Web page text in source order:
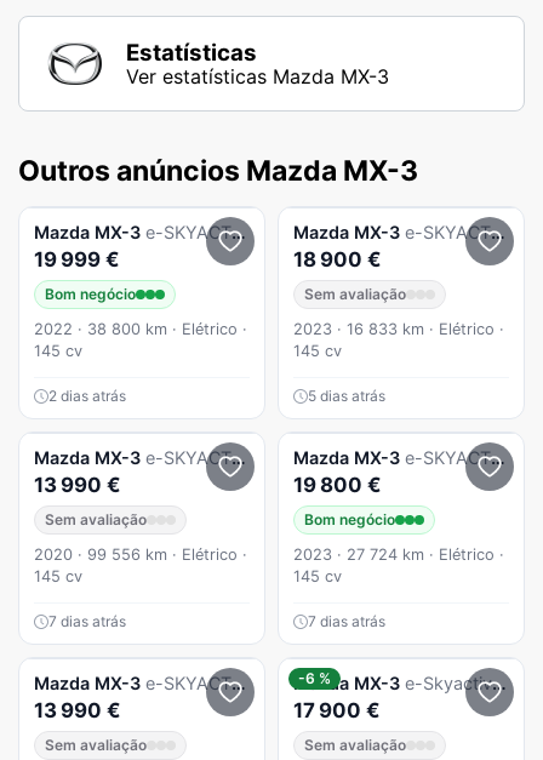
Estatísticas
Ver estatísticas Mazda MX-3
Outros anúncios Mazda MX-3
Mazda MX-3 e-SKYACTIV Exclusve-Line
19 999 €
Bom negócio
2022 · 38 800 km · Elétrico ·
145 cv
2 dias atrás
Mazda MX-3 e-SKYACTIV Makoto Modern Confidence
18 900 €
Sem avaliação
2023 · 16 833 km · Elétrico ·
145 cv
5 dias atrás
Mazda MX-3 e-SKYACTIV Advantage+Vintage Leatherett
13 990 €
Sem avaliação
2020 · 99 556 km · Elétrico ·
145 cv
7 dias atrás
Mazda MX-3 e-SKYACTIV AD`VANTAGE
19 800 €
Bom negócio
2023 · 27 724 km · Elétrico ·
145 cv
7 dias atrás
Mazda MX-3 e-SKYACTIV Advantage+Vintage Leatherett
13 990 €
Sem avaliação
-6 %
Mazda MX-3 e-Skyactiv First Edition+Modern Confidence
17 900 €
Sem avaliação